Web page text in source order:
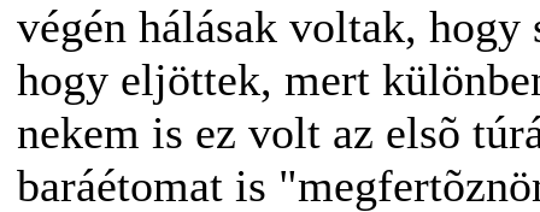
végén hálásak voltak,
hogy eljöttek, mert
nekem is ez volt az elsõ
baráétomat is